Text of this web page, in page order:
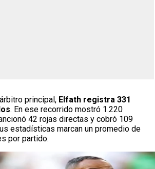
principal, Elfath registra 331
. En ese recorrido mostró 1.220
42 rojas directas y cobró 109
estadísticas marcan un promedio de
por partido.